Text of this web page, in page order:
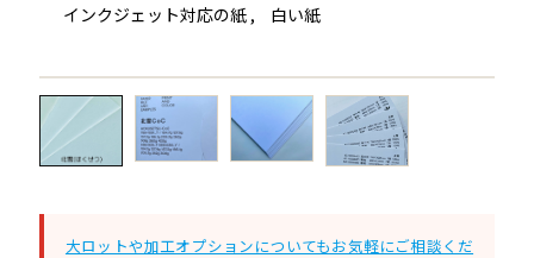
インクジェット対応の紙 , 白い紙
← →
大ロットや加工オプションについてもお気軽にご相談くだ